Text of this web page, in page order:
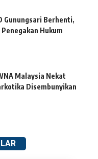
Gunungsari Berhenti,
Hukum
Malaysia Nekat
Disembunyikan